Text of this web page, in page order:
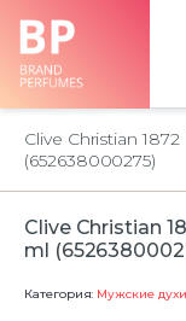
Clive Christian
(652638000275)
Clive Christian
ml
Категория: Мужские духи